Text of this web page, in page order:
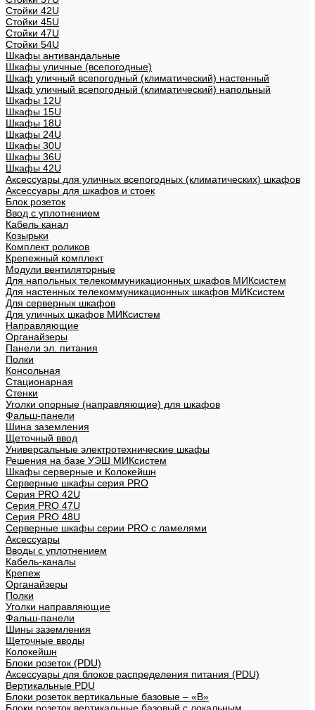
Стойки 42U
Стойки 45U
Стойки 47U
Стойки 54U
Шкафы антивандальные
Шкафы уличные (всепогодные)
Шкаф уличный всепогодный (климатический) настенный
Шкаф уличный всепогодный (климатический) напольный
Шкафы 12U
Шкафы 15U
Шкафы 18U
Шкафы 24U
Шкафы 30U
Шкафы 36U
Шкафы 42U
Аксессуары для уличных всепогодных (климатических) шкафов
Аксессуары для шкафов и стоек
Блок розеток
Ввод с уплотнением
Кабель канал
Козырьки
Комплект роликов
Крепежный комплект
Модули вентиляторные
Для напольных телекоммуникационных шкафов МИКсистем
Для настенных телекоммуникационных шкафов МИКсистем
Для серверных шкафов
Для уличных шкафов МИКсистем
Направляющие
Органайзеры
Панели эл. питания
Полки
Консольная
Стационарная
Стенки
Уголки опорные (направляющие) для шкафов
Фальш-панели
Шина заземления
Щеточный ввод
Универсальные электротехнические шкафы
Решения на базе УЭШ МИКсистем
Шкафы серверные и Колокейшн
Серверные шкафы серия PRO
Серия PRO 42U
Серия PRO 47U
Серия PRO 48U
Серверные шкафы серии PRO с ламелями
Аксессуары
Вводы с уплотнением
Кабель-каналы
Крепеж
Органайзеры
Полки
Уголки направляющие
Фальш-панели
Шины заземления
Щеточные вводы
Колокейшн
Блоки розеток (PDU)
Аксессуары для блоков распределения питания (PDU)
Вертикальные PDU
Блоки розеток вертикальные базовые – «В»